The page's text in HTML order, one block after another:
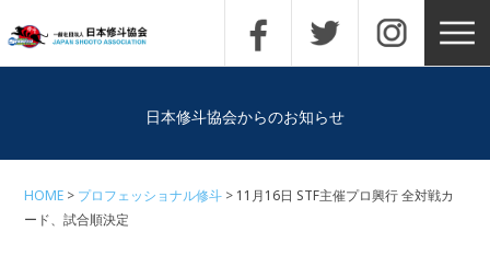
日本修斗協会からのお知らせ
HOME プロフェッショナル修斗
11月16日 STF主催プロ興行 全対戦カ
ード、試合順決定